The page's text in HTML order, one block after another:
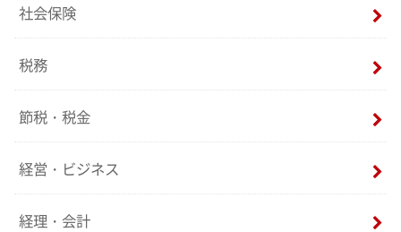
社会保険
税務
節税・税金
経営・ビジネス
経理・会計